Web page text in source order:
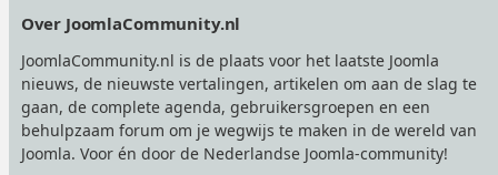
Over JoomlaCommunity.nl
JoomlaCommunity.nl is de plaats voor het laatste Joomla
nieuws, de nieuwste vertalingen, artikelen om aan de slag te
gaan, de complete agenda, gebruikersgroepen en een
behulpzaam forum om je wegwijs te maken in de wereld van
Joomla. Voor én door de Nederlandse Joomla-community!